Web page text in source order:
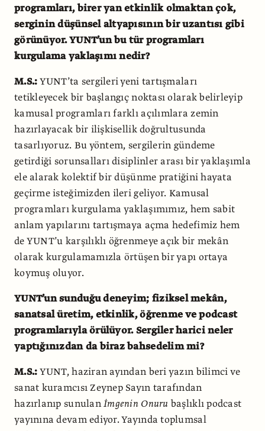
programları, birer yan etkinlik olmaktan çok,
serginin düşünsel altyapısının bir uzantısı gibi
görünüyor. YUNT’un bu tür programları
kurgulama yaklaşımı nedir?
M.S.:YUNT’ta sergileri yeni tartışmaları
tetikleyecek bir başlangıç noktası olarak belirleyip
kamusal programları farklı açılımlara zemin
hazırlayacak bir ilişkisellik doğrultusunda
tasarlıyoruz. Bu yöntem, sergilerin gündeme
getirdiği sorunsalları disiplinler arası bir yaklaşımla
ele alarak kolektif bir düşünme pratiğini hayata
geçirme isteğimizden ileri geliyor. Kamusal
programları kurgulama yaklaşımımız, hem sabit
anlam yapılarını tartışmaya açma hedefimiz hem
de YUNT’u karşılıklı öğrenmeye açık bir mekân
olarak kurgulamamızla örtüşen bir yapı ortaya
koymuş oluyor.
YUNT’un sunduğu deneyim; fiziksel mekân,
sanatsal üretim, etkinlik, öğrenme ve podcast
programlarıyla örülüyor. Sergiler harici neler
yaptığınızdan da biraz bahsedelim mi?
M.S.:YUNT, haziran ayından beri yazın bilimci ve
sanat kuramcısı Zeynep Sayın tarafından
hazırlanıp sunulanİmgenin Onuru başlıklı podcast
yayınına devam ediyor. Yayında toplumsal